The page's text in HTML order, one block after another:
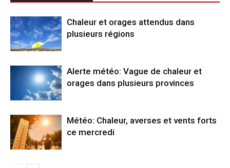
Chaleur et orages attendus dans
plusieurs régions
Alerte météo: Vague de chaleur et
orages dans plusieurs provinces
Météo: Chaleur, averses et vents forts
ce mercredi